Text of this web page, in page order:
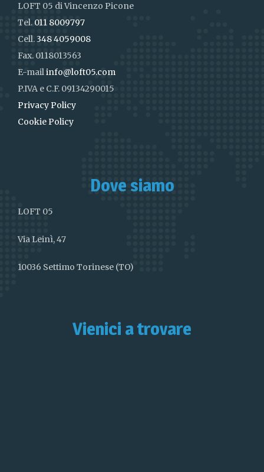
LOFT 05 di Vincenzo Picone
Tel. 011 8009797
Cell.348 4059008
Fax. 0118013563
E-mailinfo@loft05.com
P.IVA e C.F. 09134290015
Privacy Policy
Cookie Policy
Dove siamo
LOFT 05
Via Leinì, 47
10036 Settimo Torinese (TO)
Vienici a trovare